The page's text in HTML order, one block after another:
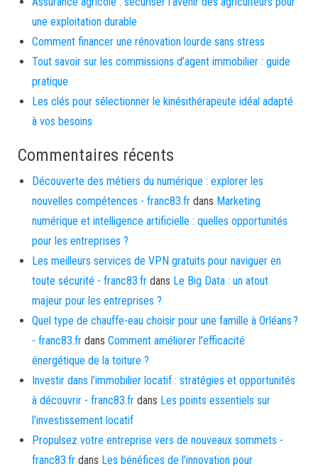
une exploitation durable
Comment financer une rénovation lourde sans stress
Tout savoir sur les commissions d’agent immobilier : guide
pratique
Les clés pour sélectionner le kinésithérapeute idéal adapté
à vos besoins
Commentaires récents
Découverte des métiers du numérique : explorer les
nouvelles compétences - franc83.fr dans Marketing
numérique et intelligence artificielle : quelles opportunités
pour les entreprises ?
Les meilleurs services de VPN gratuits pour naviguer en
toute sécurité - franc83.fr dans Le Big Data : un atout
majeur pour les entreprises ?
Quel type de chauffe-eau choisir pour une famille à Orléans ?
- franc83.fr dans Comment améliorer l’efficacité
énergétique de la toiture ?
Investir dans l’immobilier locatif : stratégies et opportunités
à découvrir - franc83.fr dans Les points essentiels sur
l’investissement locatif
Propulsez votre entreprise vers de nouveaux sommets -
franc83.fr dans Les bénéfices de l’innovation pour